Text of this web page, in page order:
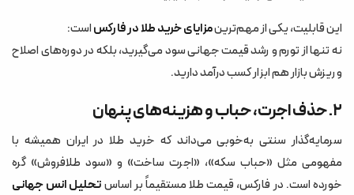
این قابلیت، یکی از مهم‌ترینمزایای خرید طلا در فارکساست:
نه تنها از تورم و رشد قیمت جهانی سود می‌گیرید، بلکه در دوره‌های اصلاح
و ریزش بازار هم ابزار کسب درآمد دارید.
۲. حذف اجرت، حباب و هزینه‌های پنهان
سرمایه‌گذار سنتی به‌خوبی می‌داند که خرید طلا در ایران همیشه با
مفهومی مثل «حباب سکه»، «اجرت ساخت» و «سود طلافروش» گره
خورده است. در فارکس، قیمت طلا مستقیماً بر اساستحلیل انس جهانی